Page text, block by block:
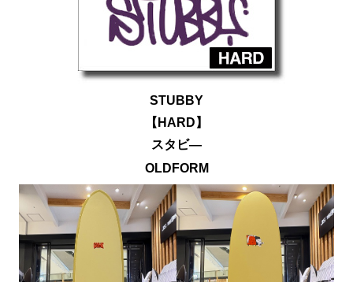
STUBBY
【HARD】
スタビ―
OLDFORM